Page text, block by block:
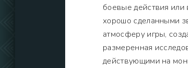
боевые действия
хорошо сделанными
атмосферу игры,
размеренная
действующими на